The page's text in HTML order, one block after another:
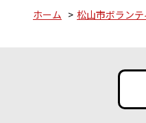
ホーム 松山市ボラン